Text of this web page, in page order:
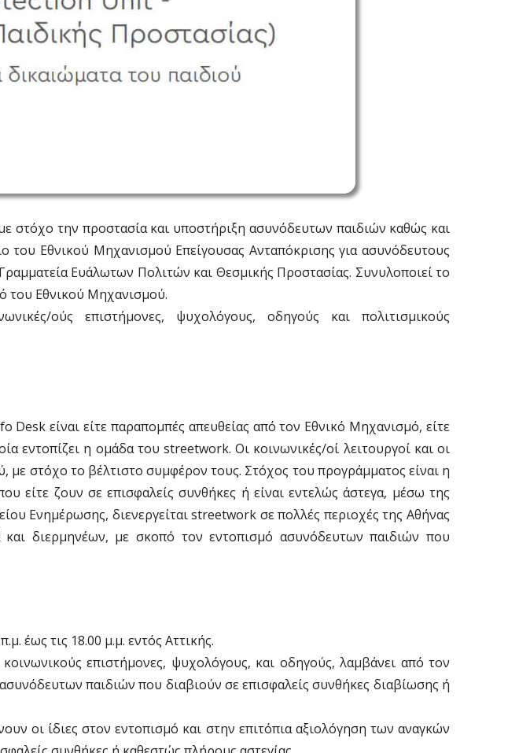
στόχο την προστασία και υποστήριξη ασυνόδευτων παιδιών καθώς και
του Εθνικού Μηχανισμού Επείγουσας Ανταπόκρισης για ασυνόδευτους
Ευάλωτων Πολιτών και Θεσμικής Προστασίας. Συνυλοποιεί το
του Εθνικού Μηχανισμού.
ούς επιστήμονες, ψυχολόγους, οδηγούς και πολιτισμικούς
είναι είτε παραπομπές απευθείας από τον Εθνικό Μηχανισμό, είτε
εντοπίζει η ομάδα του streetwork. Οι κοινωνικές/οί λειτουργοί και οι
με στόχο το βέλτιστο συμφέρον τους. Στόχος του προγράμματος είναι η
είτε ζουν σε επισφαλείς συνθήκες ή είναι εντελώς άστεγα, μέσω της
Ενημέρωσης, διενεργείται streetwork σε πολλές περιοχές της Αθήνας
διερμηνέων, με σκοπό τον εντοπισμό ασυνόδευτων παιδιών που
έως τις 18.00 μ.μ. εντός Αττικής.
επιστήμονες, ψυχολόγους, και οδηγούς, λαμβάνει από τον
παιδιών που διαβιούν σε επισφαλείς συνθήκες διαβίωσης ή
οι ίδιες στον εντοπισμό και στην επιτόπια αξιολόγηση των αναγκών